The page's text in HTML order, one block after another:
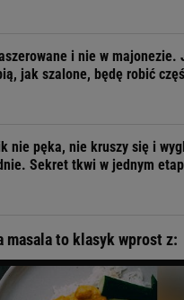
i nie w majonezie.
jak szalone, będę robić
nie pęka, nie kruszy się i
Sekret tkwi w jednym
masala to klasyk wprost z: